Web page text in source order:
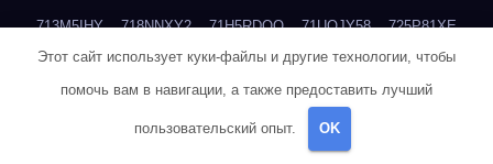
713M5IHY 718NNXY2 71H5RDOO 71UQJY58 725P81XE
Этот сайт использует куки-файлы и другие технологии, чтобы
помочь вам в навигации, а также предоставить лучший
пользовательский опыт. OK